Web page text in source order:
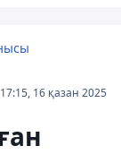
17:15, 16 қазан 2025